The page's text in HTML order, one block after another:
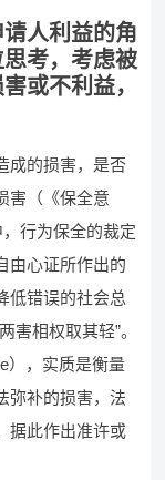
人利益的角
考，考虑被
或不利益，
成的损害，是否
害（《保全意
行为保全的裁定
由心证所作出的
低错误的社会总
害相权取其轻”。
），实质是衡量
弥补的损害，法
据此作出准许或